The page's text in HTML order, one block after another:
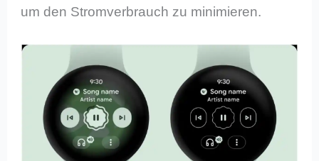
um den Stromverbrauch zu minimieren.